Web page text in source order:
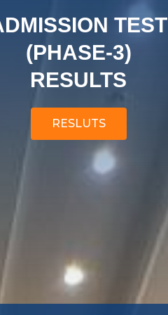
TEST
(PHASE-3)
RESULTS
RESLUTS